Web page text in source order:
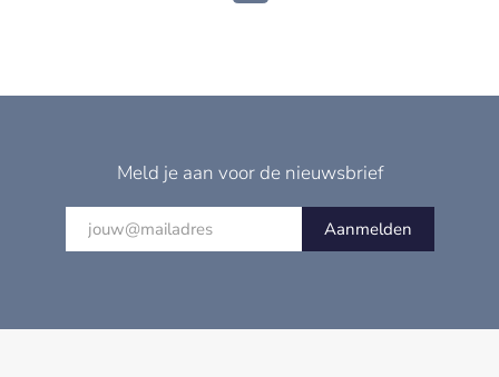
Meld je aan voor de nieuwsbrief
Aanmelden